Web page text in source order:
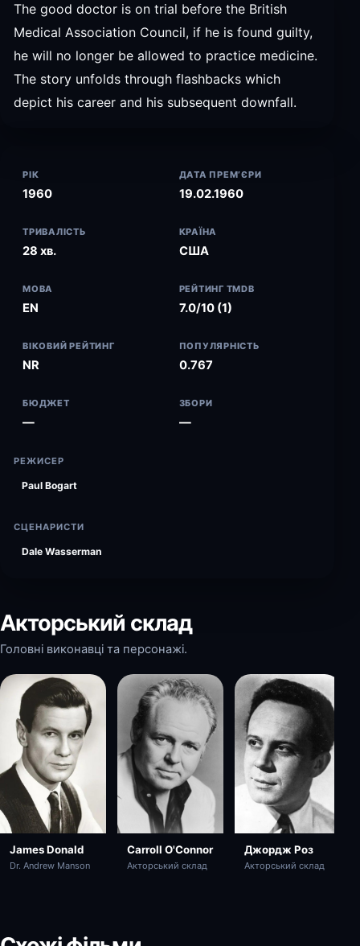
The good doctor is on trial before the British
Medical Association Council, if he is found guilty,
he will no longer be allowed to practice medicine.
The story unfolds through flashbacks which
depict his career and his subsequent downfall.
РІК
1960
ДАТА ПРЕМ’ЄРИ
19.02.1960
ТРИВАЛІСТЬ
28 хв.
КРАЇНА
США
МОВА
EN
РЕЙТИНГ TMDB
7.0/10 (1)
ВІКОВИЙ РЕЙТИНГ
NR
ПОПУЛЯРНІСТЬ
0.767
БЮДЖЕТ
—
ЗБОРИ
—
РЕЖИСЕР
Paul Bogart
СЦЕНАРИСТИ
Dale Wasserman
Акторський склад
Головні виконавці та персонажі.
James Donald
Dr. Andrew Manson
Carroll O'Connor
Акторський склад
Джордж Роз
Акторський склад